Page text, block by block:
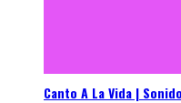
Canto A La Vida |